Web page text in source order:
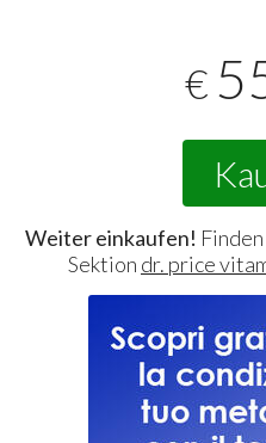
€
Weiter einkaufen!
Sektion dr. price